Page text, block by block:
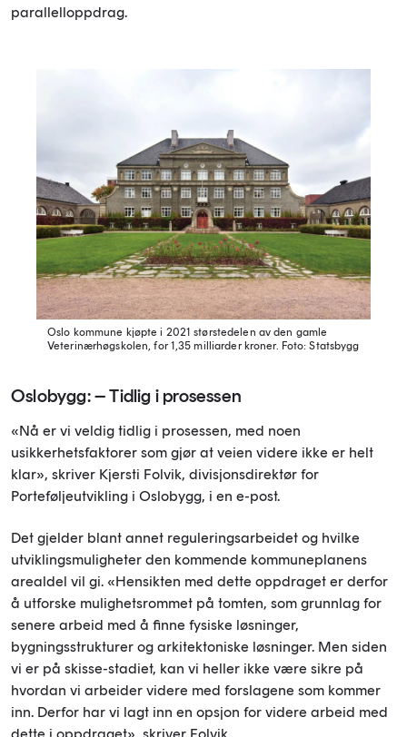
parallelloppdrag.
Oslo kommune kjøpte i 2021 størstedelen av den gamle
Veterinærhøgskolen, for 1,35 milliarder kroner. Foto: Statsbygg
Oslobygg: – Tidlig i prosessen
«Nå er vi veldig tidlig i prosessen, med noen
usikkerhetsfaktorer som gjør at veien videre ikke er helt
klar», skriver Kjersti Folvik, divisjonsdirektør for
Porteføljeutvikling i Oslobygg, i en e-post.
Det gjelder blant annet reguleringsarbeidet og hvilke
utviklingsmuligheter den kommende kommuneplanens
arealdel vil gi. «Hensikten med dette oppdraget er derfor
å utforske mulighetsrommet på tomten, som grunnlag for
senere arbeid med å finne fysiske løsninger,
bygningsstrukturer og arkitektoniske løsninger. Men siden
vi er på skisse-stadiet, kan vi heller ikke være sikre på
hvordan vi arbeider videre med forslagene som kommer
inn. Derfor har vi lagt inn en opsjon for videre arbeid med
dette i oppdraget», skriver Folvik.